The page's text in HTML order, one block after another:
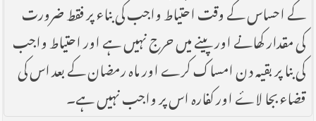
کے احساس کے وقت احتیاط واجب کی بناء پر فقط ضرورت
کی مقدار کھانے اور پینے میں حرج نہیں ہے اور احتیاط واجب
کی بنا پر بقیہ دن امساک کرے اور ماہ رمضان کے بعد اس کی
قضاء بجا لاۓ اور کفارہ اس پر واجب نہیں ہے۔